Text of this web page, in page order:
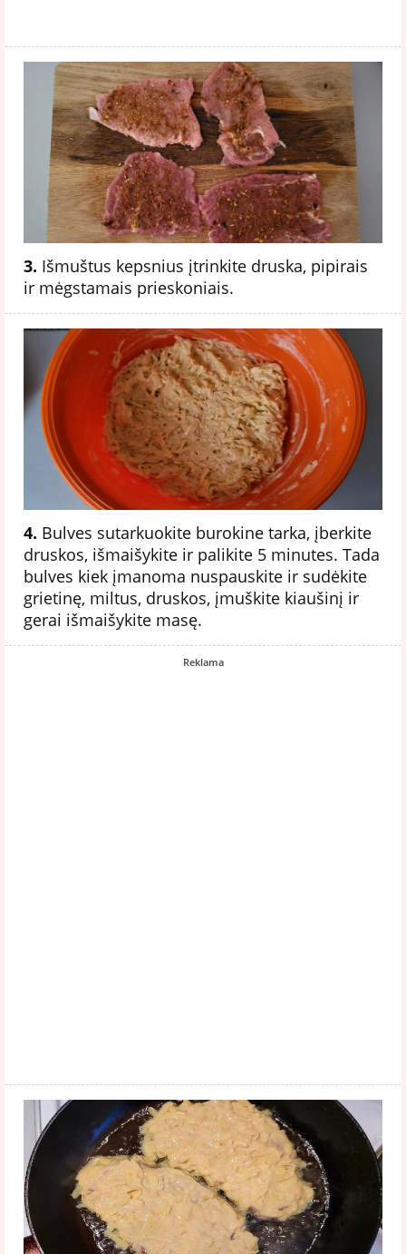
3. Išmuštus kepsnius įtrinkite druska, pipirais
ir mėgstamais prieskoniais.
4. Bulves sutarkuokite burokine tarka, įberkite
druskos, išmaišykite ir palikite 5 minutes. Tada
bulves kiek įmanoma nuspauskite ir sudėkite
grietinę, miltus, druskos, įmuškite kiaušinį ir
gerai išmaišykite masę.
Reklama